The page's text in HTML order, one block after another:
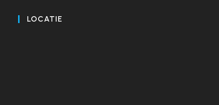
LOCATIE